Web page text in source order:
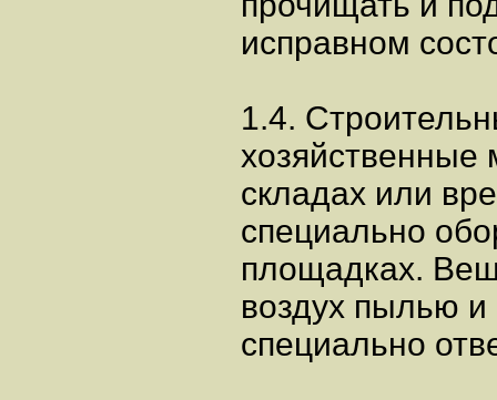
исправном
1.4.
хозяйственные
складах или
специально
площадках.
воздух пылью и
специально